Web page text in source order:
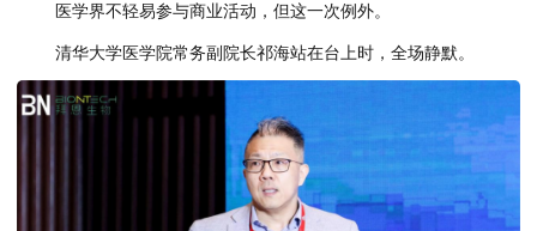
医学界不轻易参与商业活动，但这一次例外。
清华大学医学院常务副院长祁海站在台上时，全场静默。